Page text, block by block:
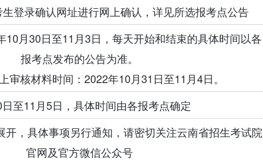
登录确认网址进行网上确认，详见所选报考点公告
10月30日至11月3日，每天开始和结束的具体时间以各
报考点发布的公告为准。
审核材料时间：2022年10月31日至11月4日。
至11月5日，具体时间由各报考点确定
开，具体事项另行通知，请密切关注云南省招生考试院
官网及官方微信公众号